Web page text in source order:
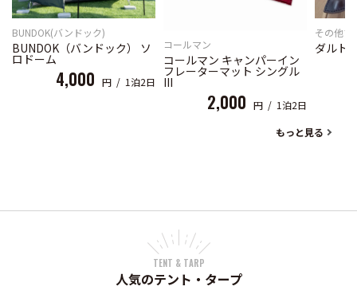
もっと見る
BUNDOK(バンドック)
BUNDOK（バンドック） ソ
ロドーム
4,000 円 / 1泊2日
コールマン
コールマン キャンパーイン
フレーターマット シングル
III
2,000 円 / 1泊2日
その他ブ
ダルト
TENT & TARP
人気のテント・タープ